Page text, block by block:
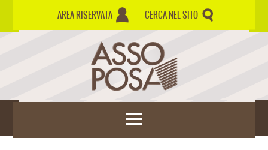
AREA RISERVATA CERCA NEL SITO